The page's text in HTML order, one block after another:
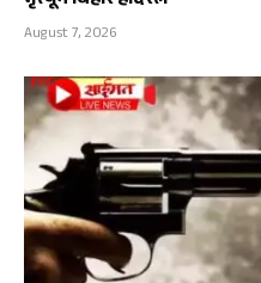
August 7, 2026